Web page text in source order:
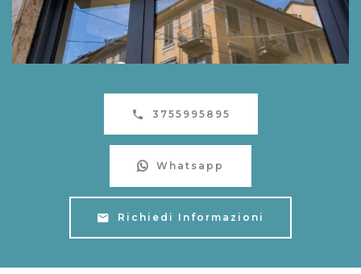
3755995895
Whatsapp
Richiedi Informazioni